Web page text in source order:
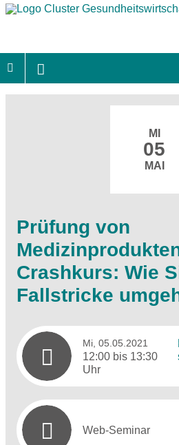
MI
05
MAI
Prüfung von
Crashkurs: Wie
Fallstricke
Mi, 05.05.2021
12:00 bis 13:30
Uhr
Web-Seminar